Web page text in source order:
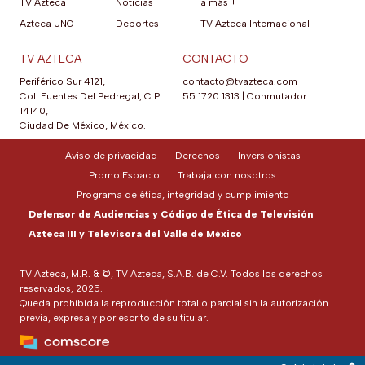
TV Azteca
Azteca UNO
Noticias
Deportes
a más +
TV Azteca Internacional
TV AZTECA
Periférico Sur 4121,
Col. Fuentes Del Pedregal, C.P.
14140,
Ciudad De México, México.
CONTACTO
contacto@tvazteca.com
55 1720 1313
Conmutador
TV Azteca, M.R. & ©, TV Azteca, S.A.B. de C.V. Todos los derechos
reservados, 2025.
Queda prohibida la reproducción total o parcial sin la autorización
previa, expresa y por escrito de su titular.
Aviso de privacidad Derechos
Inversionistas
Promo Espacio
Trabaja con nosotros
Programa de ética, integridad y cumplimiento
Defensor de Audiencias y Código de Ética de Televisión
Azteca III y Televisora del Valle de México